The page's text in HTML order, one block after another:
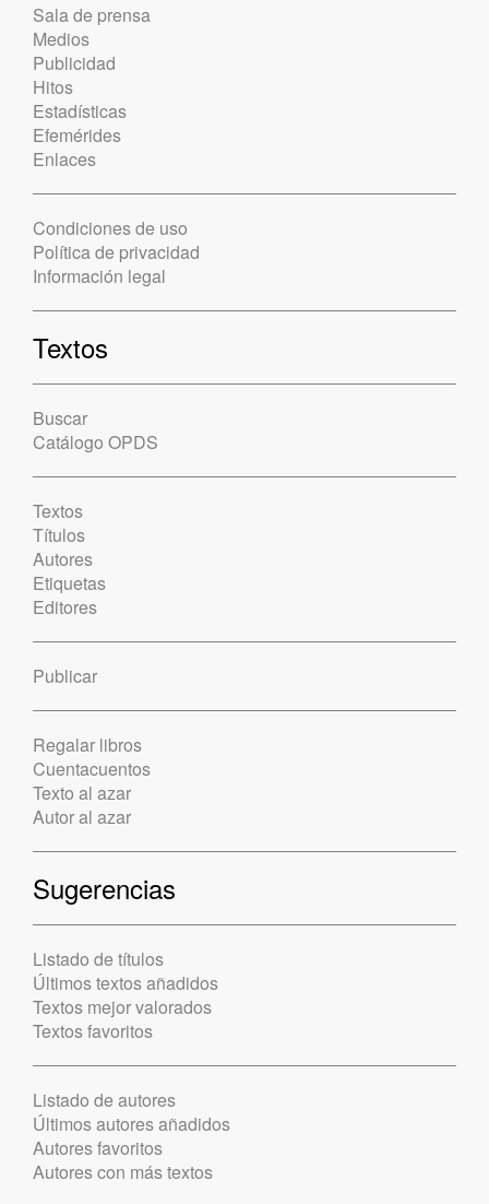
Sala de prensa
Medios
Publicidad
Hitos
Estadísticas
Efemérides
Enlaces
Condiciones de uso
Política de privacidad
Información legal
Textos
Buscar
Catálogo OPDS
Textos
Títulos
Autores
Etiquetas
Editores
Publicar
Regalar libros
Cuentacuentos
Texto al azar
Autor al azar
Sugerencias
Listado de títulos
Últimos textos añadidos
Textos mejor valorados
Textos favoritos
Listado de autores
Últimos autores añadidos
Autores favoritos
Autores con más textos